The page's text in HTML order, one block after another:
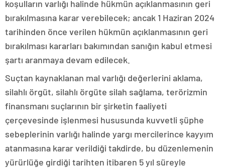
koşulların varlığı halinde hükmün açıklanmasının geri
bırakılmasına karar verebilecek; ancak 1 Haziran 2024
tarihinden önce verilen hükmün açıklanmasının geri
bırakılması kararları bakımından sanığın kabul etmesi
şartı aranmaya devam edilecek.
Suçtan kaynaklanan mal varlığı değerlerini aklama,
silahlı örgüt, silahlı örgüte silah sağlama, terörizmin
finansmanı suçlarının bir şirketin faaliyeti
çerçevesinde işlenmesi hususunda kuvvetli şüphe
sebeplerinin varlığı halinde yargı mercilerince kayyım
atanmasına karar verildiği takdirde, bu düzenlemenin
yürürlüğe girdiği tarihten itibaren 5 yıl süreyle